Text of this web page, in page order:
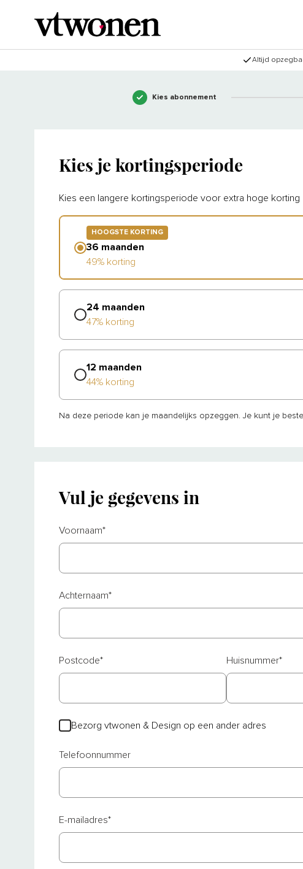
Altijd
Kies abonnement
Kies je kortingsperiode
Kies een langere kortingsperiode voor extra hoge korting
HOOGSTE KORTING
36 maanden
49% korting
24 maanden
47% korting
12 maanden
44% korting
Na deze periode kan je maandelijks opzeggen. Je kunt je
Vul je gegevens in
Voornaam*
Achternaam*
Postcode* Huisnummer*
Bezorg vtwonen & Design op een ander adres
Telefoonnummer
E-mailadres*